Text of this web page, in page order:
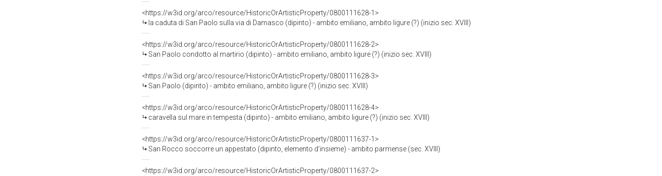
<https://w3id.org/arco/resource/HistoricOrArtisticProperty/0800111628-1>
la caduta di San Paolo sulla via di Damasco (dipinto) - ambito emiliano, ambito ligure (?) (inizio sec. XVIII)
<https://w3id.org/arco/resource/HistoricOrArtisticProperty/0800111628-2>
San Paolo condotto al martirio (dipinto) - ambito emiliano, ambito ligure (?) (inizio sec. XVIII)
<https://w3id.org/arco/resource/HistoricOrArtisticProperty/0800111628-3>
San Paolo (dipinto) - ambito emiliano, ambito ligure (?) (inizio sec. XVIII)
<https://w3id.org/arco/resource/HistoricOrArtisticProperty/0800111628-4>
caravella sul mare in tempesta (dipinto) - ambito emiliano, ambito ligure (?) (inizio sec. XVIII)
<https://w3id.org/arco/resource/HistoricOrArtisticProperty/0800111637-1>
San Rocco soccorre un appestato (dipinto, elemento d'insieme) - ambito parmense (sec. XVIII)
<https://w3id.org/arco/resource/HistoricOrArtisticProperty/0800111637-2>